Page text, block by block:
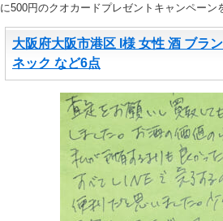
に500円のクオカードプレゼントキャンペーン
大阪府大阪市港区 I様 女性 酒 ブラ
ネック など6点